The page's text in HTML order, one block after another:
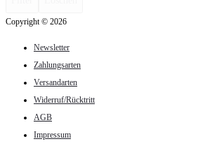
Copyright © 2026
Newsletter
Zahlungsarten
Versandarten
Widerruf/Rücktritt
AGB
Impressum